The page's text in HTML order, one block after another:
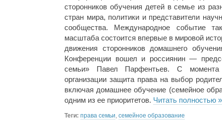
сторонников обучения детей в семье из
стран мира, политики и представители
сообщества. Международное событие
масштаба состоится впервые в мировой
движения сторонников домашнего
Конференции вошел и россиянин —
семьи» Павел Парфентьев. С
организации защита права на выбор
включая домашнее обучение (семейное
одним из ее приоритетов. Читать полностью »
Теги: права семьи, семейное образование